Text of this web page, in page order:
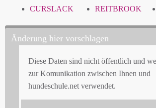
CURSLACK
REITBROOK
Änderung hier vorschlagen
Diese Daten sind nicht öffentlich und
zur Komunikation zwischen Ihnen und
hundeschule.net verwendet.